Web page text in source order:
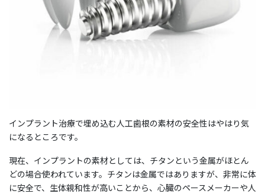
インプラント治療で埋め込む人工歯根の素材の安全性はやはり気
になるところです。
現在、インプラントの素材としては、チタンという金属がほとん
どの場合使われています。チタンは金属ではありますが、非常に体
に安全で、生体親和性が高いことから、心臓のペースメーカーや人